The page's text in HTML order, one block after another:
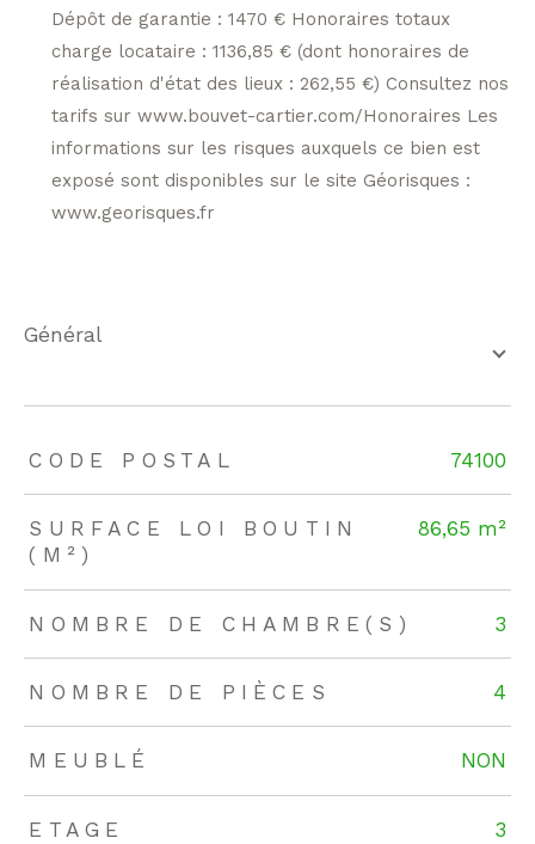
Dépôt de garantie : 1470 € Honoraires totaux
charge locataire : 1136,85 € (dont honoraires de
réalisation d'état des lieux : 262,55 €) Consultez nos
tarifs sur www.bouvet-cartier.com/Honoraires Les
informations sur les risques auxquels ce bien est
exposé sont disponibles sur le site Géorisques :
www.georisques.fr
général
TRAD_ZEPHYR_Caracteristique TRAD_ZEPHYR_Valeurs
CODE POSTAL 74100
SURFACE LOI BOUTIN
(M²)
86,65 m²
NOMBRE DE CHAMBRE(S) 3
NOMBRE DE PIÈCES 4
MEUBLÉ NON
ETAGE 3